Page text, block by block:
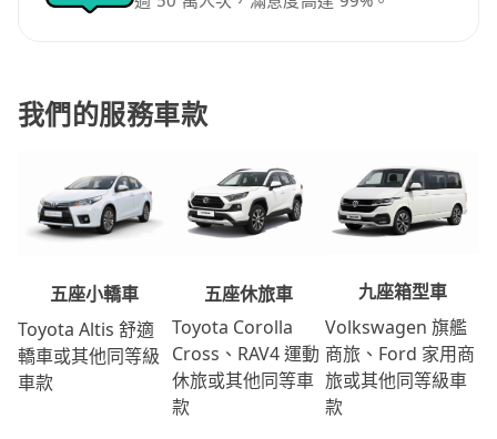
我們的服務車款
五座小轎車
Toyota Altis 舒適
轎車或其他同等級
車款
五座休旅車
Toyota Corolla
Cross、RAV4 運動
休旅或其他同等車
款
九座箱型車
Volkswagen 旗艦
商旅、Ford 家用商
旅或其他同等級車
款